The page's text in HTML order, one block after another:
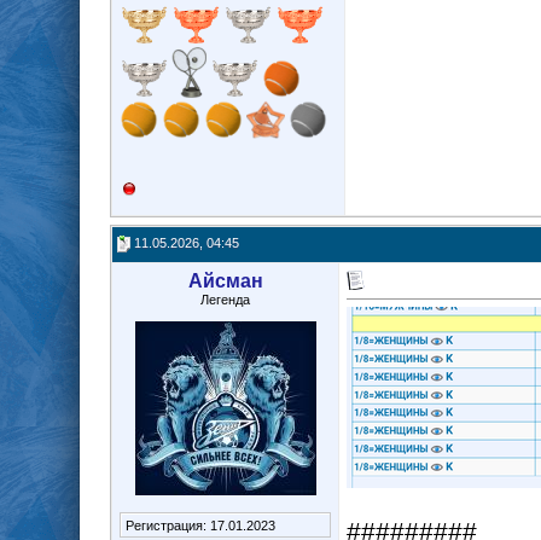
11.05.2026, 04:45
Айсман
Легенда
Регистрация: 17.01.2023
#########